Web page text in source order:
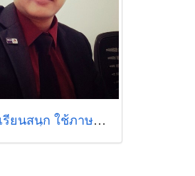
ครู นนท์- เรียนสนุก ใช้ภาษาได้เร็ว